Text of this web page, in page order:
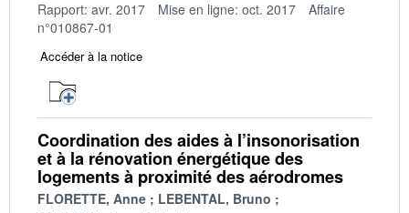
Rapport: avr. 2017 Mise en ligne: oct. 2017
Affaire
n°010867-01
Accéder à la notice
Coordination des aides à l’insonorisation
et à la rénovation énergétique des
logements à proximité des aérodromes
FLORETTE, Anne
LEBENTAL, Bruno